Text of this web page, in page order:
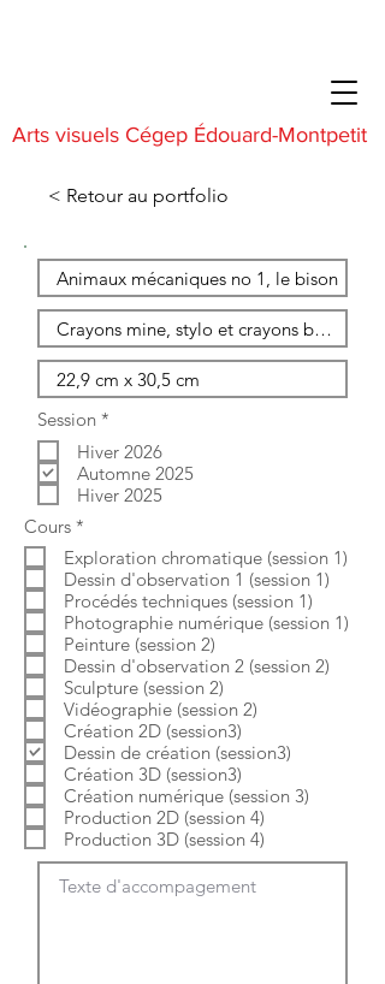
Arts visuels Cégep Édouard-Montpetit
< Retour au portfolio
Session *
l
i
g
a
i
r
e
Hiver 2026
Automne 2025
Hiver 2025
Cours *
l
i
g
a
t
o
i
r
e
Exploration chromatique (session 1)
Dessin d'observation 1 (session 1)
Procédés techniques (session 1)
Photographie numérique (session 1)
Peinture (session 2)
Dessin d'observation 2 (session 2)
Sculpture (session 2)
Vidéographie (session 2)
Création 2D (session3)
Dessin de création (session3)
Création 3D (session3)
Création numérique (session 3)
Production 2D (session 4)
Production 3D (session 4)
Texte d'accompagement